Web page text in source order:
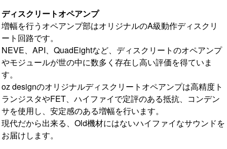
ディスクリートオペアンプ
増幅を行うオペアンプ部はオリジナルのA級動作ディスクリ
ート回路です。
NEVE、API、QuadEightなど、ディスクリートのオペアンプ
やモジュールが世の中に数多く存在し高い評価を得ていま
す。
oz designのオリジナルディスクリートオペアンプは高精度ト
ランジスタやFET、ハイファイで定評のある抵抗、コンデン
サを使用し、安定感のある増幅を行います。
現代だから出来る、Old機材にはないハイファイなサウンドを
お届けします。